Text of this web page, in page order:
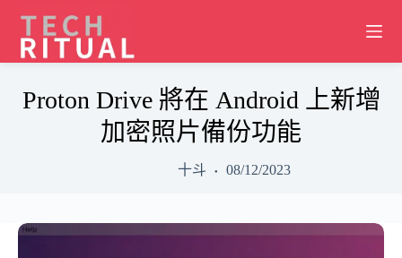
content
Proton Drive 將在 Android 上新增
加密照片備份功能
十斗 08/12/2023